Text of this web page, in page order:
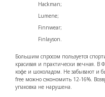
Hackman;
Lumene;
Finnwear;
Finlayson.
Большим спросом пользуется
красивая и практически вечная.
кофе и шоколадом. Не забывают и
free можно сэкономить 12-16%.
упаковка не нарушена.